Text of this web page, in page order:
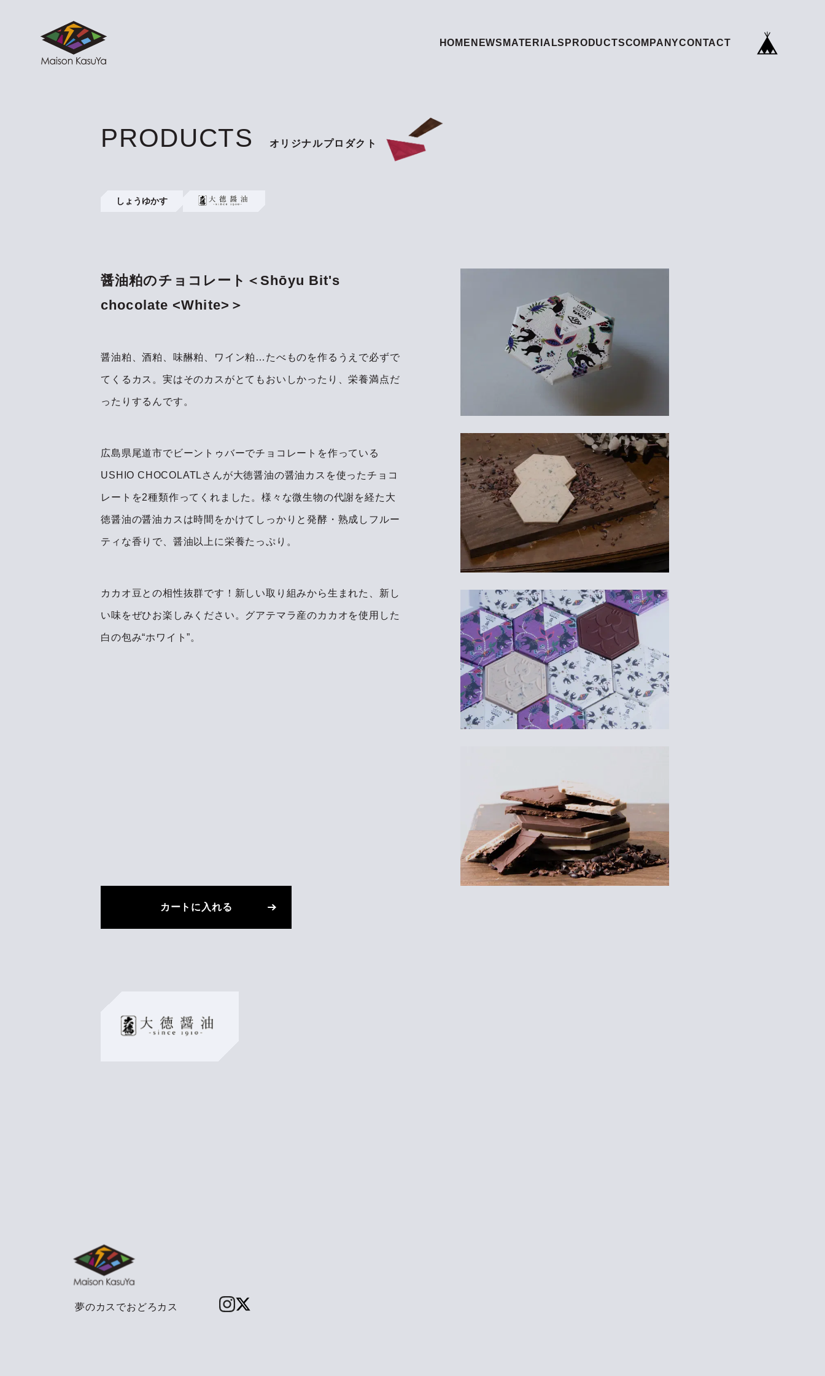
HOME NEWS MATERIALS PRODUCTSCOMPANYCONTACT
PRODUCTS オリジナルプロダクト
しょうゆかす
醤油粕のチョコレート＜Shōyu Bit's
chocolate <White>＞
醤油粕、酒粕、味醂粕、ワイン粕…たべものを作るうえで必ずで
てくるカス。実はそのカスがとてもおいしかったり、栄養満点だ
ったりするんです。
広島県尾道市でビーントゥバーでチョコレートを作っている
USHIO CHOCOLATLさんが大徳醤油の醤油カスを使ったチョコ
レートを2種類作ってくれました。様々な微生物の代謝を経た大
徳醤油の醤油カスは時間をかけてしっかりと発酵・熟成しフルー
ティな香りで、醤油以上に栄養たっぷり。
カカオ豆との相性抜群です！新しい取り組みから生まれた、新し
い味をぜひお楽しみください。グアテマラ産のカカオを使用した
白の包み“ホワイト”。
カートに入れる
夢のカスでおどろカス